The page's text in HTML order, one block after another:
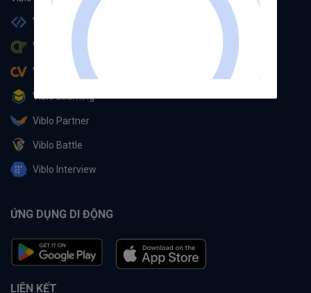
Viblo Code
Viblo CTF
Viblo CV
Viblo Learning
Viblo Partner
Viblo Battle
Viblo Interview
ỨNG DỤNG DI ĐỘNG
LIÊN KẾT